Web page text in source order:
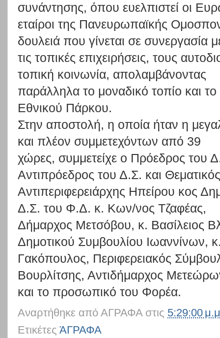
συνάντησης, όπου ευελπιστεί οι
εταίροι της Πανευρωπαϊκής
δουλειά που γίνεται σε συνεργασία
τις τοπικές επιχειρήσεις, τους
τοπική κοινωνία, απολαμβάνοντας
παράλληλα το μοναδικό τοπίο και
Εθνικού Πάρκου.
Στην αποστολή, η οποία ήταν η
και πλέον συμμετεχόντων από 39
χώρες, συμμετείχε ο Πρόεδρος του
Αντιπρόεδρος του Δ.Σ. και Θεματικός
Αντιπεριφερειάρχης Ηπείρου κος
Δ.Σ. του Φ.Δ. κ. Κων/νος Τζαφέας,
Δήμαρχος Μετσόβου, κ. Βασίλειος
Δημοτικού Συμβουλίου Ιωαννίνων,
Γακόπουλος, Περιφερειακός
Βουρλίτσης, Αντιδήμαρχος
και το προσωπικό του Φορέα.
Αναρτήθηκε από ΑΓΡΑΦΑ στις 5:29:00
Ετικέτες ΆΓΡΑΦΑ